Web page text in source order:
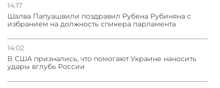
14:17
Шалва Папуашвили поздравил Рубена Рубиняна с
избранием на должность спикера парламента
14:02
В США признались, что помогают Украине наносить
удары вглубь России